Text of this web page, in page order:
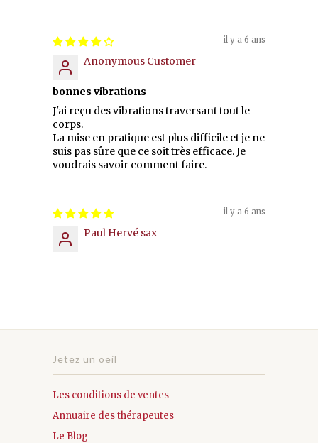
il y a 6 ans
Anonymous Customer
bonnes vibrations
J'ai reçu des vibrations traversant tout le
corps.
La mise en pratique est plus difficile et je ne
suis pas sûre que ce soit très efficace. Je
voudrais savoir comment faire.
il y a 6 ans
Paul Hervé sax
Jetez un oeil
Les conditions de ventes
Annuaire des thérapeutes
Le Blog